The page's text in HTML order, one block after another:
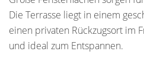
Die Terrasse liegt in einem
einen privaten Rückzugsort im
und ideal zum Entspannen.